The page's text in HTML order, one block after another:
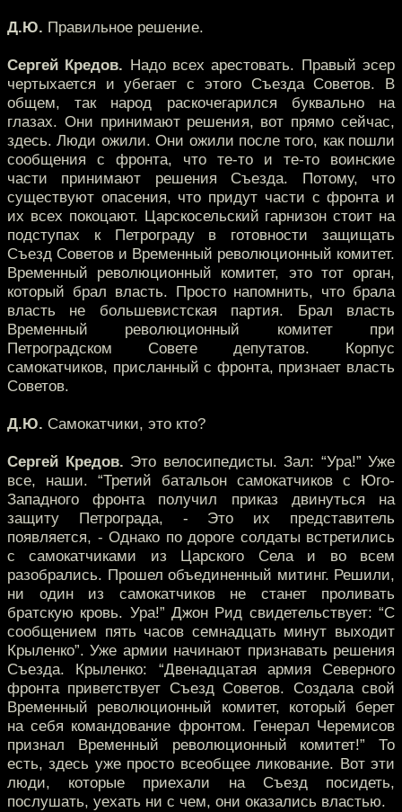
Д.Ю. Правильное решение.
Сергей Кредов. Надо всех арестовать. Правый эсер
чертыхается и убегает с этого Съезда Советов. В
общем, так народ раскочегарился буквально на
глазах. Они принимают решения, вот прямо сейчас,
здесь. Люди ожили. Они ожили после того, как пошли
сообщения с фронта, что те-то и те-то воинские
части принимают решения Съезда. Потому, что
существуют опасения, что придут части с фронта и
их всех покоцают. Царскосельский гарнизон стоит на
подступах к Петрограду в готовности защищать
Съезд Советов и Временный революционный комитет.
Временный революционный комитет, это тот орган,
который брал власть. Просто напомнить, что брала
власть не большевистская партия. Брал власть
Временный революционный комитет при
Петроградском Совете депутатов. Корпус
самокатчиков, присланный с фронта, признает власть
Советов.
Д.Ю. Самокатчики, это кто?
Сергей Кредов. Это велосипедисты. Зал: “Ура!” Уже
все, наши. “Третий батальон самокатчиков с Юго-
Западного фронта получил приказ двинуться на
защиту Петрограда, - Это их представитель
появляется, - Однако по дороге солдаты встретились
с самокатчиками из Царского Села и во всем
разобрались. Прошел объединенный митинг. Решили,
ни один из самокатчиков не станет проливать
братскую кровь. Ура!” Джон Рид свидетельствует: “С
сообщением пять часов семнадцать минут выходит
Крыленко”. Уже армии начинают признавать решения
Съезда. Крыленко: “Двенадцатая армия Северного
фронта приветствует Съезд Советов. Создала свой
Временный революционный комитет, который берет
на себя командование фронтом. Генерал Черемисов
признал Временный революционный комитет!” То
есть, здесь уже просто всеобщее ликование. Вот эти
люди, которые приехали на Съезд посидеть,
послушать, уехать ни с чем, они оказались властью.